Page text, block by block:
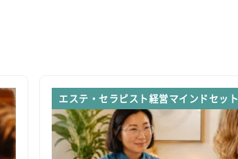
エステ・セラピスト経営マインドセット